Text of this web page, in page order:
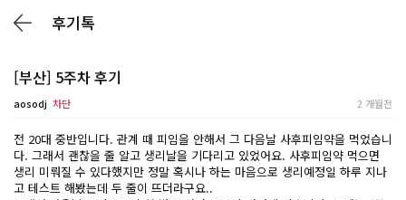
후기톡
[부산] 5주차 후기
aosodj 차단 2 개월전
전 20대 중반입니다. 관계 때 피임을 안해서 그 다음날 사후피임약을 먹었습니
다. 그래서 괜찮을 줄 알고 생리날을 기다리고 있었어요. 사후피임약 먹으면
생리 미뤄질 수 있다했지만 정말 혹시나 하는 마음으로 생리예정일 하루 지나
고 테스트 해봤는데 두 줄이 뜨더라구요..